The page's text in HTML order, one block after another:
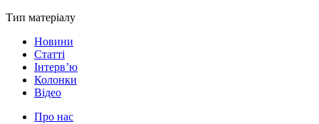
Тип матеріалу
Новини
Статті
Інтерв’ю
Колонки
Відео
Про нас